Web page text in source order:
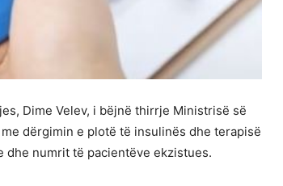
Dime Velev, i bëjnë thirrje Ministrisë së
dërgimin e plotë të insulinës dhe terapisë
dhe numrit të pacientëve ekzistues.